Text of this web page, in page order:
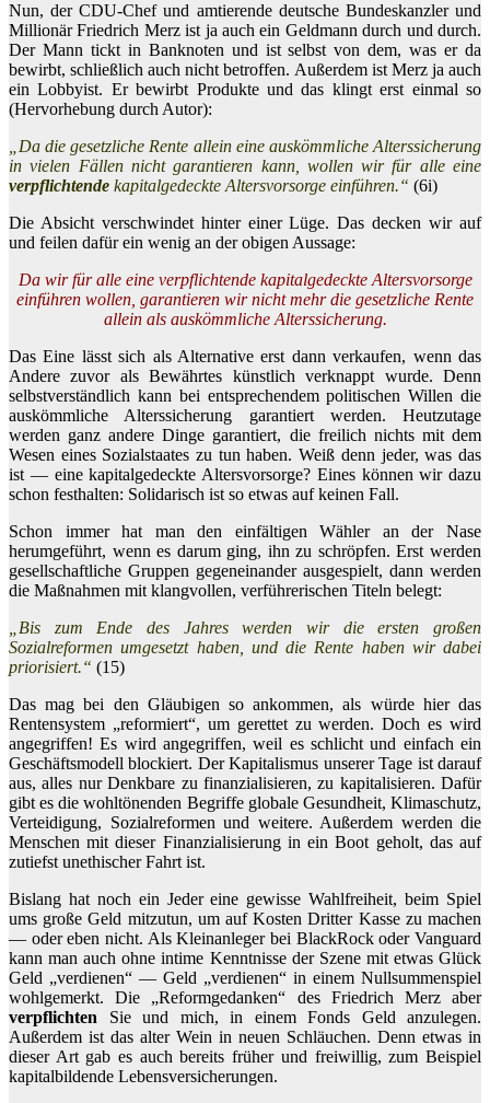
Nun, der CDU-Chef und amtierende deutsche Bundeskanzler und
Millionär Friedrich Merz ist ja auch ein Geldmann durch und durch.
Der Mann tickt in Banknoten und ist selbst von dem, was er da
bewirbt, schließlich auch nicht betroffen. Außerdem ist Merz ja auch
ein Lobbyist. Er bewirbt Produkte und das klingt erst einmal so
(Hervorhebung durch Autor):
„Da die gesetzliche Rente allein eine auskömmliche Alterssicherung
in vielen Fällen nicht garantieren kann, wollen wir für alle eine
verpflichtende kapitalgedeckte Altersvorsorge einführen.“ (6i)
Die Absicht verschwindet hinter einer Lüge. Das decken wir auf
und feilen dafür ein wenig an der obigen Aussage:
Da wir für alle eine verpflichtende kapitalgedeckte Altersvorsorge
einführen wollen, garantieren wir nicht mehr die gesetzliche Rente
allein als auskömmliche Alterssicherung.
Das Eine lässt sich als Alternative erst dann verkaufen, wenn das
Andere zuvor als Bewährtes künstlich verknappt wurde. Denn
selbstverständlich kann bei entsprechendem politischen Willen die
auskömmliche Alterssicherung garantiert werden. Heutzutage
werden ganz andere Dinge garantiert, die freilich nichts mit dem
Wesen eines Sozialstaates zu tun haben. Weiß denn jeder, was das
ist — eine kapitalgedeckte Altersvorsorge? Eines können wir dazu
schon festhalten: Solidarisch ist so etwas auf keinen Fall.
Schon immer hat man den einfältigen Wähler an der Nase
herumgeführt, wenn es darum ging, ihn zu schröpfen. Erst werden
gesellschaftliche Gruppen gegeneinander ausgespielt, dann werden
die Maßnahmen mit klangvollen, verführerischen Titeln belegt:
„Bis zum Ende des Jahres werden wir die ersten großen
Sozialreformen umgesetzt haben, und die Rente haben wir dabei
priorisiert.“ (15)
Das mag bei den Gläubigen so ankommen, als würde hier das
Rentensystem „reformiert“, um gerettet zu werden. Doch es wird
angegriffen! Es wird angegriffen, weil es schlicht und einfach ein
Geschäftsmodell blockiert. Der Kapitalismus unserer Tage ist darauf
aus, alles nur Denkbare zu finanzialisieren, zu kapitalisieren. Dafür
gibt es die wohltönenden Begriffe globale Gesundheit, Klimaschutz,
Verteidigung, Sozialreformen und weitere. Außerdem werden die
Menschen mit dieser Finanzialisierung in ein Boot geholt, das auf
zutiefst unethischer Fahrt ist.
Bislang hat noch ein Jeder eine gewisse Wahlfreiheit, beim Spiel
ums große Geld mitzutun, um auf Kosten Dritter Kasse zu machen
— oder eben nicht. Als Kleinanleger bei BlackRock oder Vanguard
kann man auch ohne intime Kenntnisse der Szene mit etwas Glück
Geld „verdienen“ — Geld „verdienen“ in einem Nullsummenspiel
wohlgemerkt. Die „Reformgedanken“ des Friedrich Merz aber
verpflichten Sie und mich, in einem Fonds Geld anzulegen.
Außerdem ist das alter Wein in neuen Schläuchen. Denn etwas in
dieser Art gab es auch bereits früher und freiwillig, zum Beispiel
kapitalbildende Lebensversicherungen.